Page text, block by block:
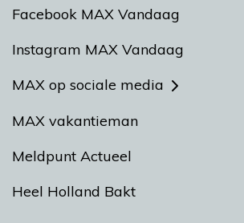
Facebook MAX Vandaag
Instagram MAX Vandaag
MAX op sociale media
MAX vakantieman
Meldpunt Actueel
Heel Holland Bakt